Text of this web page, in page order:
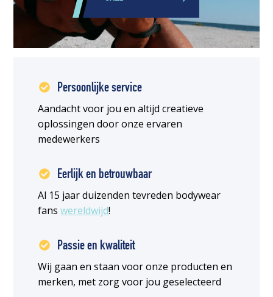
Persoonlijke service
Aandacht voor jou en altijd creatieve
oplossingen door onze ervaren
medewerkers
Eerlijk en betrouwbaar
Al 15 jaar duizenden tevreden bodywear
fanswereldwijd!
Passie en kwaliteit
Wij gaan en staan voor onze producten en
merken, met zorg voor jou geselecteerd